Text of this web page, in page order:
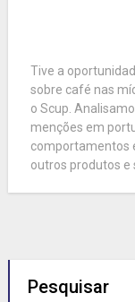
Tive a
sobre café nas
o Scup.
menções em
comportamentos
outros produtos e
Pesquisar